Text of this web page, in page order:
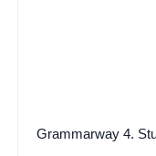
Grammarway 4.